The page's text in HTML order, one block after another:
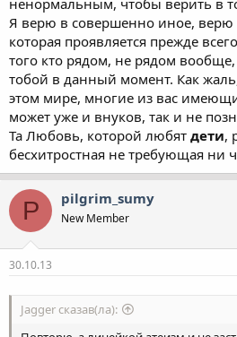
ненормальным, чтобы верить в
Я верю в совершенно иное, верю
которая проявляется прежде
того кто рядом, не рядом
тобой в данный момент. Как
этом мире, многие из вас
может уже и внуков, так и не
Та Любовь, которой любят дети,
бесхитростная не требующая ни
P pilgrim_sumy
New Member
30.10.13
Jagger сказав(ла):